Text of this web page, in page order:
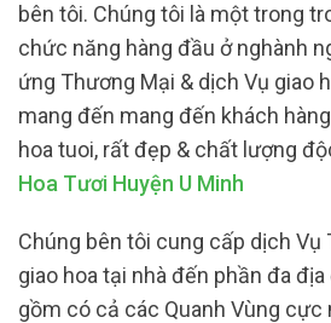
bên tôi. Chúng tôi là một trong
chức năng hàng đầu ở nghành
ứng Thương Mại & dịch Vụ giao
mang đến mang đến khách
hoa tuoi, rất đẹp & chất lượng
Hoa Tươi Huyện U Minh
Chúng bên tôi cung cấp dịch Vụ
giao hoa tại nhà đến phần đa
gồm có cả các Quanh Vùng